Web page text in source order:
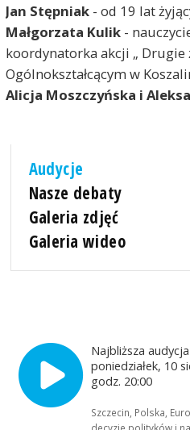
Jan Stępniak- od 19 lat
Małgorzata Kulik-
koordynatorka akcji „ Drugie
Ogólnokształcącym w
Alicja Moszczyńska i
Audycje
Nasze debaty
Galeria zdjęć
Galeria wideo
Najbliższa
poniedziałek, 10
godz. 20:00
Szczecin, Polska,